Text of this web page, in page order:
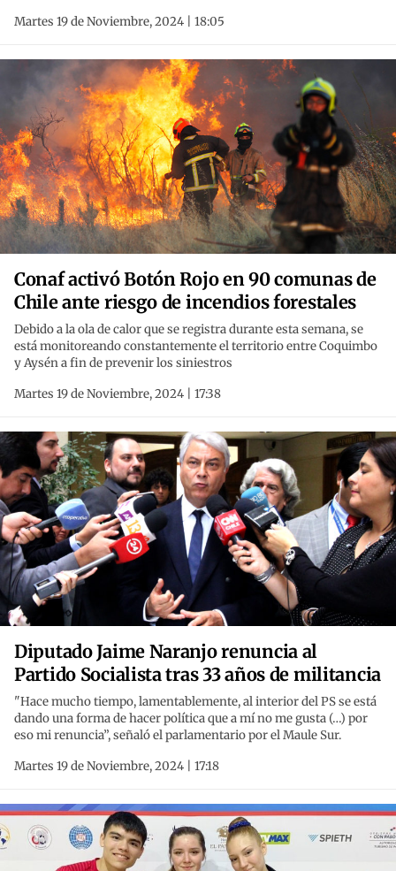
Martes 19 de Noviembre, 2024 | 18:05
Conaf activó Botón Rojo en 90 comunas de
Chile ante riesgo de incendios forestales
Debido a la ola de calor que se registra durante esta semana, se
está monitoreando constantemente el territorio entre Coquimbo
y Aysén a fin de prevenir los siniestros
Martes 19 de Noviembre, 2024 | 17:38
Diputado Jaime Naranjo renuncia al
Partido Socialista tras 33 años de militancia
"Hace mucho tiempo, lamentablemente, al interior del PS se está
dando una forma de hacer política que a mí no me gusta (…) por
eso mi renuncia”, señaló el parlamentario por el Maule Sur.
Martes 19 de Noviembre, 2024 | 17:18